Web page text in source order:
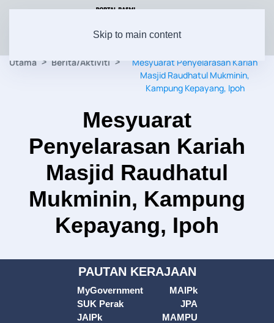
Skip to main content
Utama Berita/Aktiviti
Mesyuarat Penyelarasan Kariah
Masjid Raudhatul Mukminin,
Kampung Kepayang, Ipoh
Mesyuarat
Penyelarasan Kariah
Masjid Raudhatul
Mukminin, Kampung
Kepayang, Ipoh
PAUTAN KERAJAAN
MyGovernment
SUK Perak
JAIPk
MAIPk
JPA
MAMPU